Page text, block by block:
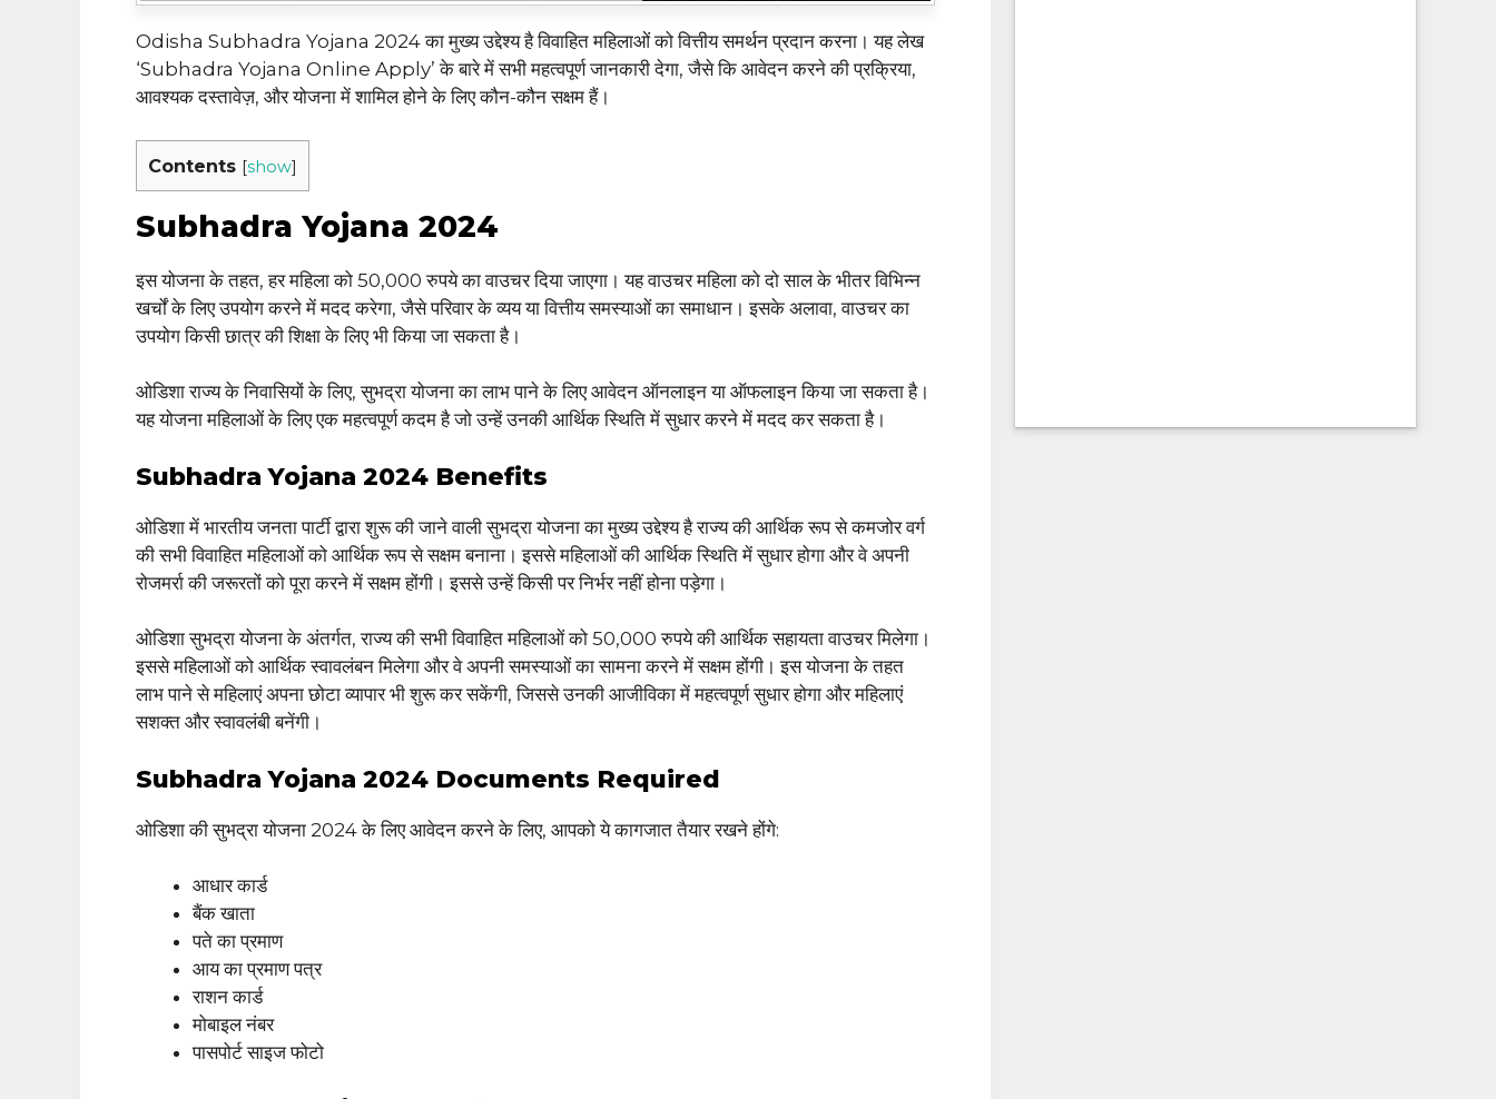
Odisha Subhadra Yojana 2024 का मुख्य उद्देश्य है विवाहित महिलाओं को वित्तीय समर्थन प्रदान करना। यह लेख
‘Subhadra Yojana Online Apply’ के बारे में सभी महत्वपूर्ण जानकारी देगा, जैसे कि आवेदन करने की प्रक्रिया,
आवश्यक दस्तावेज़, और योजना में शामिल होने के लिए कौन-कौन सक्षम हैं।
Contents [show]
Subhadra Yojana 2024
इस योजना के तहत, हर महिला को 50,000 रुपये का वाउचर दिया जाएगा। यह वाउचर महिला को दो साल के भीतर विभिन्न
खर्चों के लिए उपयोग करने में मदद करेगा, जैसे परिवार के व्यय या वित्तीय समस्याओं का समाधान। इसके अलावा, वाउचर का
उपयोग किसी छात्र की शिक्षा के लिए भी किया जा सकता है।
ओडिशा राज्य के निवासियों के लिए, सुभद्रा योजना का लाभ पाने के लिए आवेदन ऑनलाइन या ऑफलाइन किया जा सकता है।
यह योजना महिलाओं के लिए एक महत्वपूर्ण कदम है जो उन्हें उनकी आर्थिक स्थिति में सुधार करने में मदद कर सकता है।
Subhadra Yojana 2024 Benefits
ओडिशा में भारतीय जनता पार्टी द्वारा शुरू की जाने वाली सुभद्रा योजना का मुख्य उद्देश्य है राज्य की आर्थिक रूप से कमजोर वर्ग
की सभी विवाहित महिलाओं को आर्थिक रूप से सक्षम बनाना। इससे महिलाओं की आर्थिक स्थिति में सुधार होगा और वे अपनी
रोजमर्रा की जरूरतों को पूरा करने में सक्षम होंगी। इससे उन्हें किसी पर निर्भर नहीं होना पड़ेगा।
ओडिशा सुभद्रा योजना के अंतर्गत, राज्य की सभी विवाहित महिलाओं को 50,000 रुपये की आर्थिक सहायता वाउचर मिलेगा।
इससे महिलाओं को आर्थिक स्वावलंबन मिलेगा और वे अपनी समस्याओं का सामना करने में सक्षम होंगी। इस योजना के तहत
लाभ पाने से महिलाएं अपना छोटा व्यापार भी शुरू कर सकेंगी, जिससे उनकी आजीविका में महत्वपूर्ण सुधार होगा और महिलाएं
सशक्त और स्वावलंबी बनेंगी।
Subhadra Yojana 2024 Documents Required
ओडिशा की सुभद्रा योजना 2024 के लिए आवेदन करने के लिए, आपको ये कागजात तैयार रखने होंगे:
आधार कार्ड
बैंक खाता
पते का प्रमाण
आय का प्रमाण पत्र
राशन कार्ड
मोबाइल नंबर
पासपोर्ट साइज फोटो